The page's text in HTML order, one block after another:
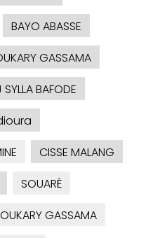
BAYO ABASSE
GASSAMA
BAFODE
CISSE MALANG
SOUARÉ
GASSAMA